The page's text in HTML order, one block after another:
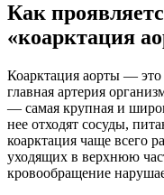
Как
«коарктация
Коарктация аорты — это
главная артерия
— самая крупная и
нее отходят сосуды,
коарктация чаще всего
уходящих в верхнюю
кровообращение